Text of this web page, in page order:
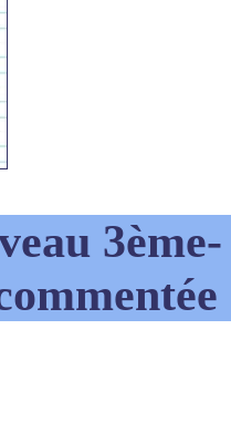
3ème